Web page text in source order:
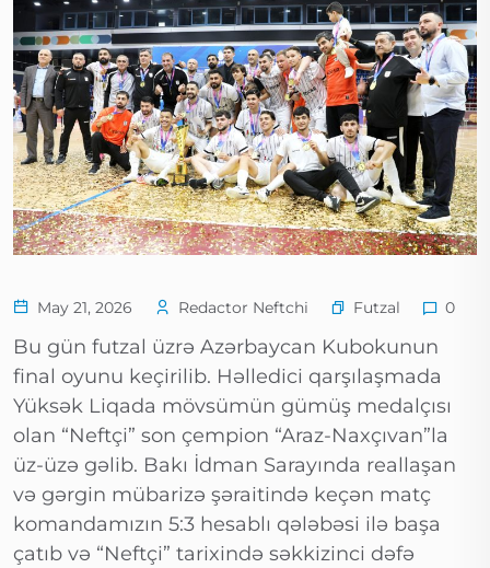
May 21, 2026 Redactor Neftchi Futzal 0
Bu gün futzal üzrə Azərbaycan Kubokunun
final oyunu keçirilib. Həlledici qarşılaşmada
Yüksək Liqada mövsümün gümüş medalçısı
olan “Neftçi” son çempion “Araz-Naxçıvan”la
üz-üzə gəlib. Bakı İdman Sarayında reallaşan
və gərgin mübarizə şəraitində keçən matç
komandamızın 5:3 hesablı qələbəsi ilə başa
çatıb və “Neftçi” tarixində səkkizinci dəfə